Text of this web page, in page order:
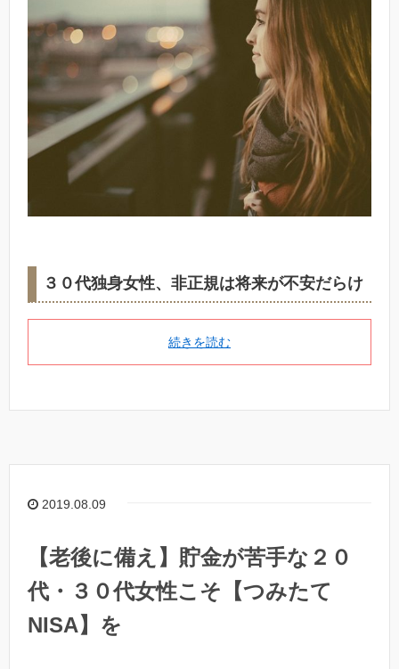
３０代独身女性、非正規は将来が不安だらけ
続きを読む
2019.08.09
【老後に備え】貯金が苦手な２０
代・３０代女性こそ【つみたて
NISA】を